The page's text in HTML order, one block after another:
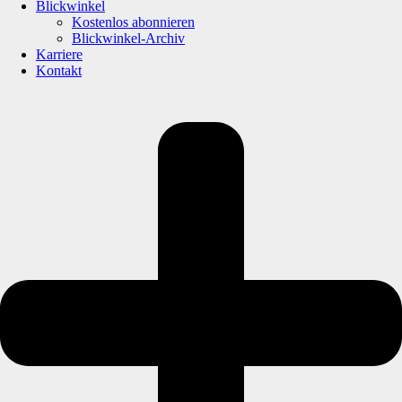
Blickwinkel
Kostenlos abonnieren
Blickwinkel-Archiv
Karriere
Kontakt